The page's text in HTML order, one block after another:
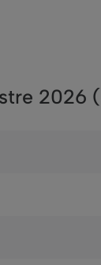
2026